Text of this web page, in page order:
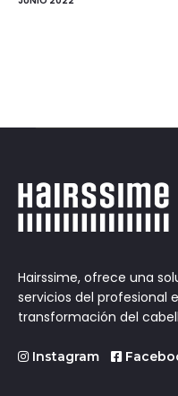
Hairssime, ofrece una
servicios del profesional
transformación del
Instagram